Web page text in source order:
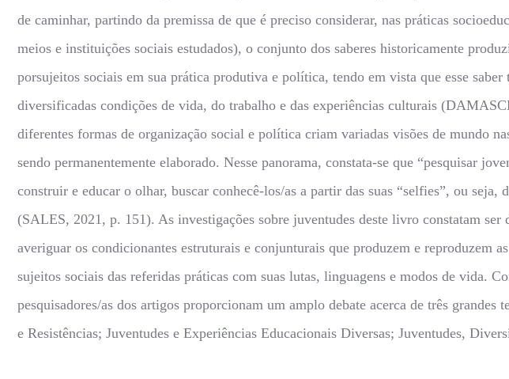
de caminhar, partindo da premissa de que é preciso considerar, nas práticas
meios e instituições sociais estudados), o conjunto dos saberes historicamente
porsujeitos sociais em sua prática produtiva e política, tendo em vista que esse
diversificadas condições de vida, do trabalho e das experiências culturais
diferentes formas de organização social e política criam variadas visões de mundo
sendo permanentemente elaborado. Nesse panorama, constata-se que “pesquisar
construir e educar o olhar, buscar conhecê-los/as a partir das suas “selfies”, ou seja,
(SALES, 2021, p. 151). As investigações sobre juventudes deste livro constatam ser
averiguar os condicionantes estruturais e conjunturais que produzem e reproduzem
sujeitos sociais das referidas práticas com suas lutas, linguagens e modos de vida.
pesquisadores/as dos artigos proporcionam um amplo debate acerca de três grandes
e Resistências; Juventudes e Experiências Educacionais Diversas; Juventudes,